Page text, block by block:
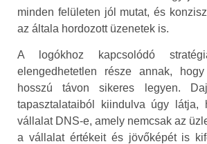
minden felületen jól mutat, és
az általa hordozott üzenetek is.
A logókhoz kapcsolódó
elengedhetetlen része annak,
hosszú távon sikeres legyen.
tapasztalataiból kiindulva úgy
vállalat DNS-e, amely nemcsak az
a vállalat értékeit és jövőképét is